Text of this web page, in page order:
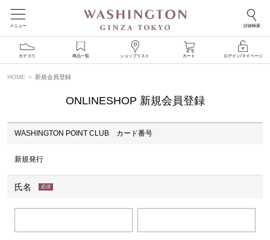
メニュー 詳細検索
カテゴリ 商品一覧 ショップリスト カート ログイン/マイページ
HOME 新規会員登録
ONLINESHOP 新規会員登録
WASHINGTON POINT CLUB カード番号
新規発行
氏名